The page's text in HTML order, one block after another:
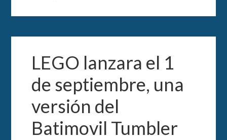
LEGO lanzara el 1
de septiembre, una
versión del
Batimovil Tumbler